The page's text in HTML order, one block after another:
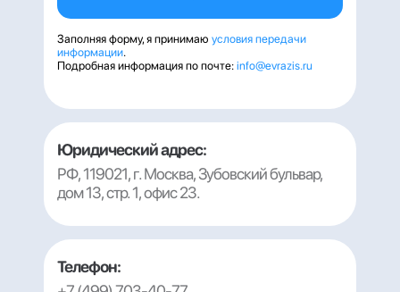
Заполняя форму, я принимаю условия передачи
информации.
Подробная информация по почте: info@evrazis.ru
Телефон:
Юридический адрес:
РФ, 119021, г. Москва, Зубовский бульвар,
дом 13, стр. 1, офис 23.